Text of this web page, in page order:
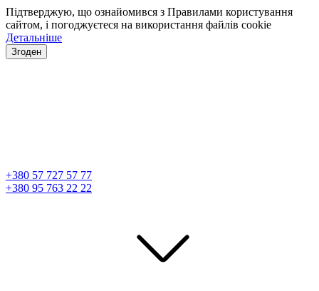
Підтверджую, що ознайомився з Правилами користування
сайтом, і погоджуєтеся на використання файлів cookie
Детальніше
Згоден
+380 57 727 57 77
+380 95 763 22 22